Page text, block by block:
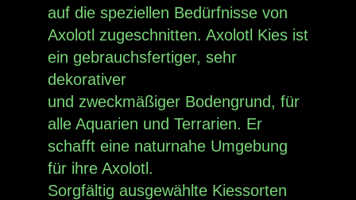
auf die speziellen Bedürfnisse von
Axolotl zugeschnitten. Axolotl Kies ist
ein gebrauchsfertiger, sehr
dekorativer
und zweckmäßiger Bodengrund, für
alle Aquarien und Terrarien. Er
schafft eine naturnahe Umgebung
für ihre Axolotl.
Sorgfältig ausgewählte Kiessorten